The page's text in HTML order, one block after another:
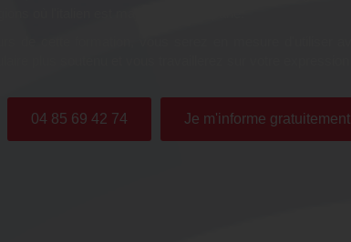
04 85 69 42 74 Je m'informe gratuitement